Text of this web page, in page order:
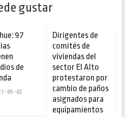
gustar
97
de
05-02
Dirigentes de
comités de
viviendas del
sector El Alto
protestaron por
cambio de paños
asignados para
equipamientos